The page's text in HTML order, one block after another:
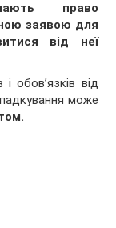
право
заявою для
від неї
обов’язків від
може